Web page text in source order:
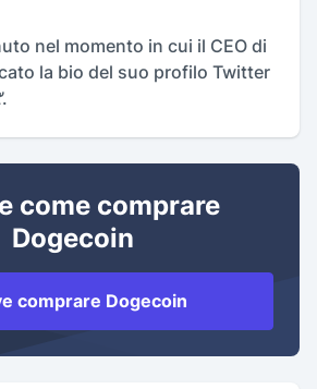
nel momento in cui il CEO di
la bio del suo profilo Twitter
’.
come comprare
Dogecoin
comprare Dogecoin